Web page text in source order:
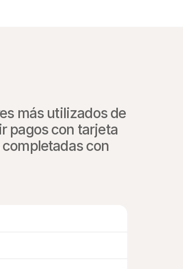
más utilizados de
pagos con tarjeta
con